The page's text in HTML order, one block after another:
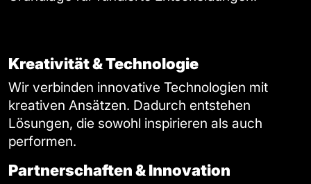
Kreativität & Technologie
Wir verbinden innovative Technologien mit
kreativen Ansätzen. Dadurch entstehen
Lösungen, die sowohl inspirieren als auch
performen.
Partnerschaften & Innovation